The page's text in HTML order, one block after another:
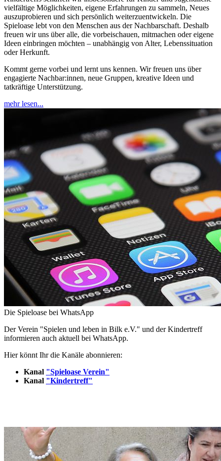
vielfältige Möglichkeiten, eigene Erfahrungen zu sammeln, Neues
auszuprobieren und sich persönlich weiterzuentwickeln. Die
Spieloase lebt von den Menschen aus der Nachbarschaft. Deshalb
freuen wir uns über alle, die vorbeischauen, mitmachen oder eigene
Ideen einbringen möchten – unabhängig von Alter, Lebenssituation
oder Herkunft.
Kommt gerne vorbei und lernt uns kennen. Wir freuen uns über
engagierte Nachbar:innen, neue Gruppen, kreative Ideen und
tatkräftige Unterstützung.
mehr lesen...
Die Spieloase bei WhatsApp
Der Verein "Spielen und leben in Bilk e.V." und der Kindertreff
informieren auch aktuell bei WhatsApp.
Hier könnt Ihr die Kanäle abonnieren:
Kanal "Spieloase Verein"
Kanal "Kindertreff"